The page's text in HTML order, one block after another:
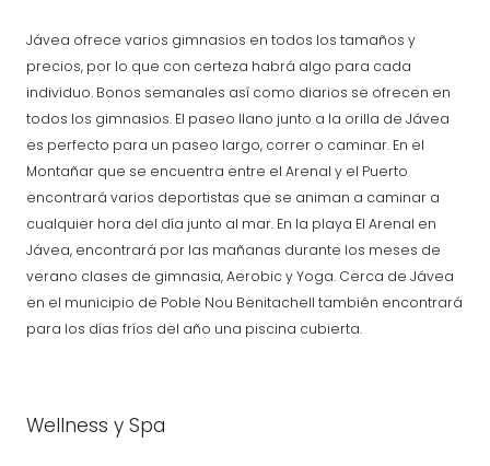
Jávea ofrece varios gimnasios en todos los tamaños y
precios, por lo que con certeza habrá algo para cada
individuo. Bonos semanales así como diarios se ofrecen en
todos los gimnasios. El paseo llano junto a la orilla de Jávea
es perfecto para un paseo largo, correr o caminar. En el
Montañar que se encuentra entre el Arenal y el Puerto
encontrará varios deportistas que se animan a caminar a
cualquier hora del día junto al mar. En la playa El Arenal en
Jávea, encontrará por las mañanas durante los meses de
verano clases de gimnasia, Aerobic y Yoga. Cerca de Jávea
en el municipio de Poble Nou Benitachell también encontrará
para los días fríos del año una piscina cubierta.
Wellness y Spa